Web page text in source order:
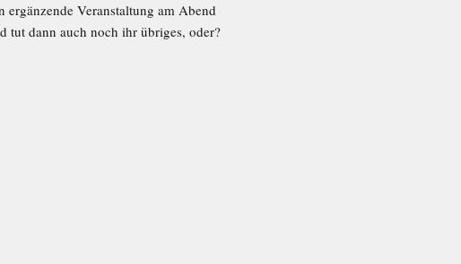
ergänzende Veranstaltung am Abend
tut dann auch noch ihr übriges, oder?